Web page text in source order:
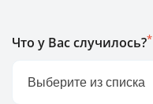
Что у Вас случилось?*